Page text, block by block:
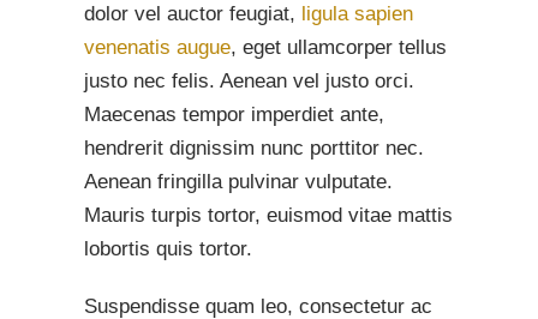
dolor vel auctor feugiat, ligula sapien
venenatis augue, eget ullamcorper tellus
justo nec felis. Aenean vel justo orci.
Maecenas tempor imperdiet ante,
hendrerit dignissim nunc porttitor nec.
Aenean fringilla pulvinar vulputate.
Mauris turpis tortor, euismod vitae mattis
lobortis quis tortor.
Suspendisse quam leo, consectetur ac